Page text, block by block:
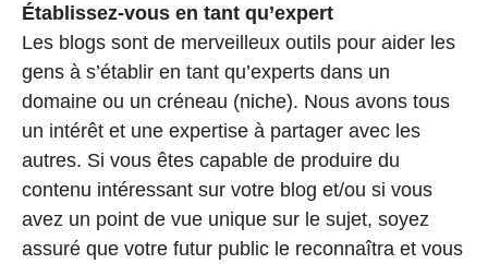
Établissez-vous en tant qu’expert
Les blogs sont de merveilleux outils pour aider les
gens à s’établir en tant qu’experts dans un
domaine ou un créneau (niche). Nous avons tous
un intérêt et une expertise à partager avec les
autres. Si vous êtes capable de produire du
contenu intéressant sur votre blog et/ou si vous
avez un point de vue unique sur le sujet, soyez
assuré que votre futur public le reconnaîtra et vous